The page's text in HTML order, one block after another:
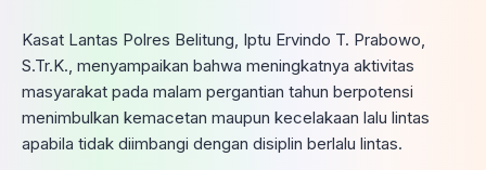
Kasat Lantas Polres Belitung, Iptu Ervindo T. Prabowo,
S.Tr.K., menyampaikan bahwa meningkatnya aktivitas
masyarakat pada malam pergantian tahun berpotensi
menimbulkan kemacetan maupun kecelakaan lalu lintas
apabila tidak diimbangi dengan disiplin berlalu lintas.